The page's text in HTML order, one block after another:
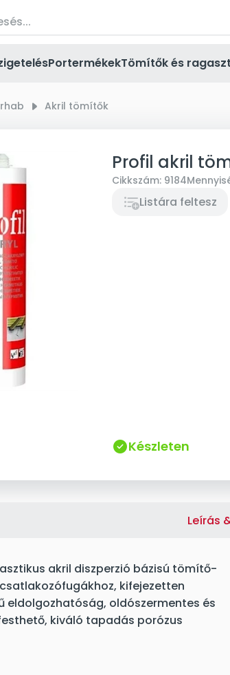
PortermékekTömítők és
right_small Akril tömítők
Profil akril
Cikkszám: 9184
Listára feltesz
Készleten
Leírás
akril diszperzió bázisú tömítő-
kifejezetten
eldolgozhatóság, oldószermentes és
kiváló tapadás porózus